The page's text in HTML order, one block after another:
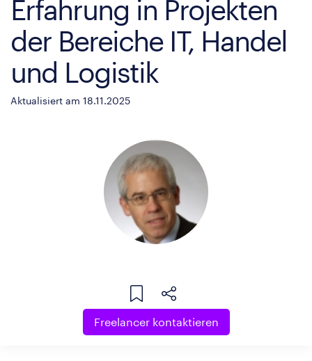
Erfahrung in Projekten
der Bereiche IT, Handel
und Logistik
Aktualisiert am 18.11.2025
Freelancer kontaktieren